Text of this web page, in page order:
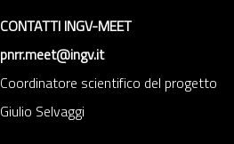
CONTATTI INGV-MEET
pnrr.meet@ingv.it
Coordinatore scientifico del progetto
Giulio Selvaggi